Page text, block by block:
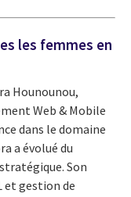
les femmes en
Hounounou,
Web & Mobile
dans le domaine
a évolué du
Son
et gestion de